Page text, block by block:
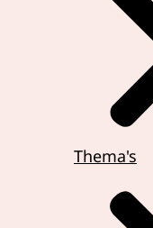
Thema's